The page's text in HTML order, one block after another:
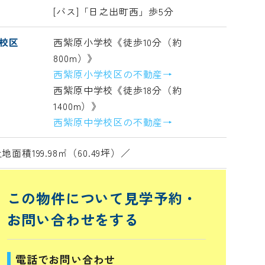
[バス]「日之出町西」歩5分
区
西紫原小学校《徒歩10分（約
800m）》
西紫原小学校区の不動産→
西紫原中学校《徒歩18分（約
1400m）》
西紫原中学校区の不動産→
面積199.98㎡（60.49坪）／
この物件について見学予約・
お問い合わせをする
電話でお問い合わせ